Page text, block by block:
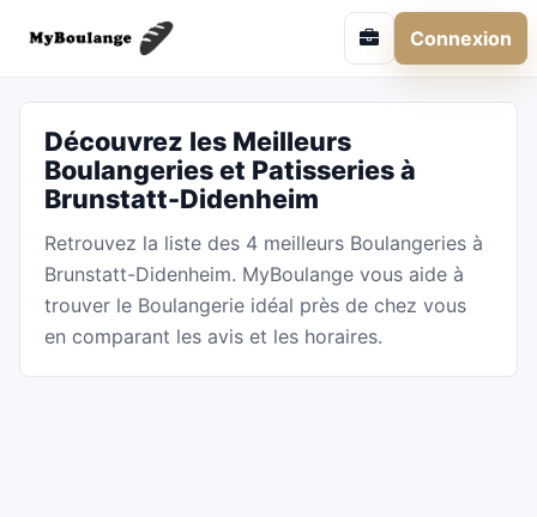
Connexion
Découvrez les Meilleurs
Boulangeries et Patisseries à
Brunstatt-Didenheim
Retrouvez la liste des 4 meilleurs Boulangeries à
Brunstatt-Didenheim. MyBoulange vous aide à
trouver le Boulangerie idéal près de chez vous
en comparant les avis et les horaires.